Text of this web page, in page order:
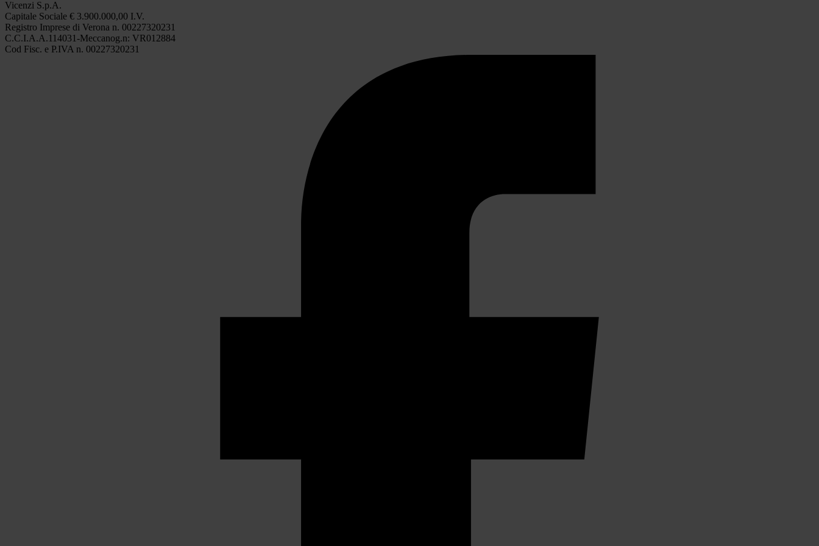
Vicenzi S.p.A.
Capitale Sociale € 3.900.000,00 I.V.
Registro Imprese di Verona n. 00227320231
C.C.I.A.A.114031-Meccanog.n: VR012884
Cod Fisc. e P.IVA n. 00227320231